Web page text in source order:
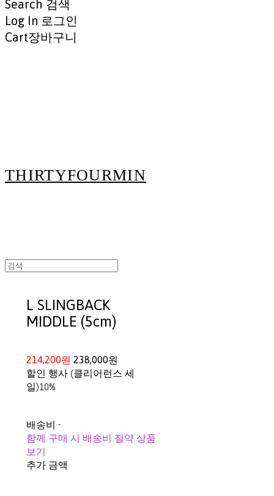
Search 검색
Log In 로그인
Cart장바구니
THIRTYFOURMIN
L SLINGBACK
MIDDLE (5cm)
214,200원 238,000원
할인 행사 (클리어런스 세
일)10%
배송비 -
함께 구매 시 배송비 절약 상품
보기
추가 금액